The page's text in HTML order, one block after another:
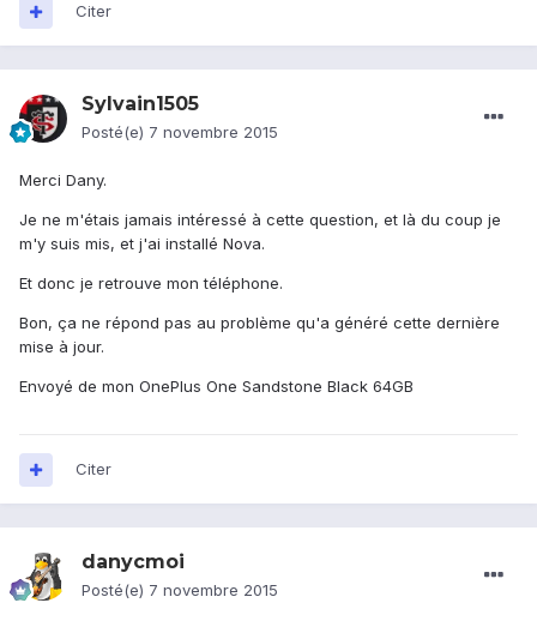
Citer
Sylvain1505
Posté(e) 7 novembre 2015
Merci Dany.
Je ne m'étais jamais intéressé à cette question, et là du coup je
m'y suis mis, et j'ai installé Nova.
Et donc je retrouve mon téléphone.
Bon, ça ne répond pas au problème qu'a généré cette dernière
mise à jour.
Envoyé de mon OnePlus One Sandstone Black 64GB
Citer
danycmoi
Posté(e) 7 novembre 2015